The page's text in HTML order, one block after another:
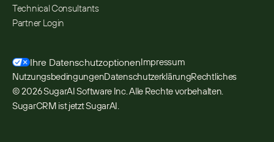
Technical Consultants
Partner Login
Ihre DatenschutzoptionenImpressum
NutzungsbedingungenDatenschutzerklärungRechtliches
© 2026 SugarAI Software Inc. Alle Rechte vorbehalten.
SugarCRM ist jetzt SugarAI.